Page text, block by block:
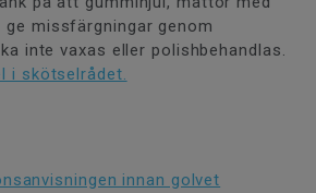
ge missfärgningar genom
inte vaxas eller polishbehandlas.
i skötselrådet.
innan golvet